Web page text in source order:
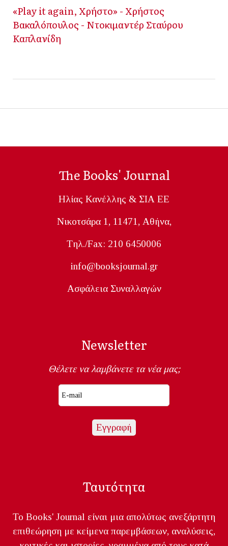
«Play it again, Χρήστο» - Χρήστος
Βακαλόπουλος - Ντοκιμαντέρ Σταύρου
Καπλανίδη
The Books' Journal
Ηλίας Κανέλλης & ΣΙΑ ΕΕ
Nικοτσάρα 1, 11471, Aθήνα,
Tηλ./Fax: 210 6450006
info@booksjournal.gr
Ασφάλεια Συναλλαγών
Newsletter
Θέλετε να λαμβάνετε τα νέα μας;
Ταυτότητα
Το Books' Journal είναι μια απολύτως ανεξάρτητη
επιθεώρηση με κείμενα παρεμβάσεων, αναλύσεις,